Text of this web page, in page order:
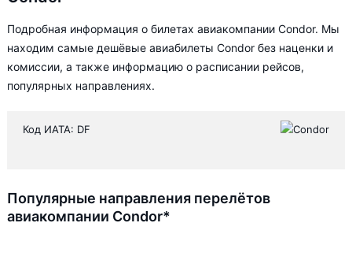
Подробная информация о билетах авиакомпании Condor. Мы
находим самые дешёвые авиабилеты Condor без наценки и
комиссии, а также информацию о расписании рейсов,
популярных направлениях.
Код ИАТА: DF
Популярные направления перелётов
авиакомпании Condor*